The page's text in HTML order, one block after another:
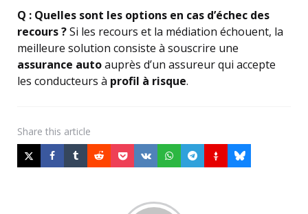
Q : Quelles sont les options en cas d’échec des
recours ?Si les recours et la médiation échouent, la
meilleure solution consiste à souscrire une
assurance autoauprès d’un assureur qui accepte
les conducteurs à profil à risque.
Share this article